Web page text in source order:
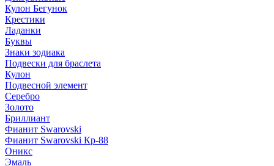
Кулон Бегунок
Крестики
Ладанки
Буквы
Знаки зодиака
Подвески для браслета
Кулон
Подвесной элемент
Серебро
Золото
Бриллиант
Фианит Swarovski
Фианит Swarovski Кр-88
Оникс
Эмаль